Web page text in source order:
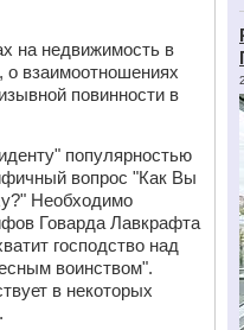
на недвижимость в
взаимоотношениях
повинности в
популярностью
вопрос "Как Вы
Необходимо
Говарда Лавкрафта
господство над
воинством".
в некоторых